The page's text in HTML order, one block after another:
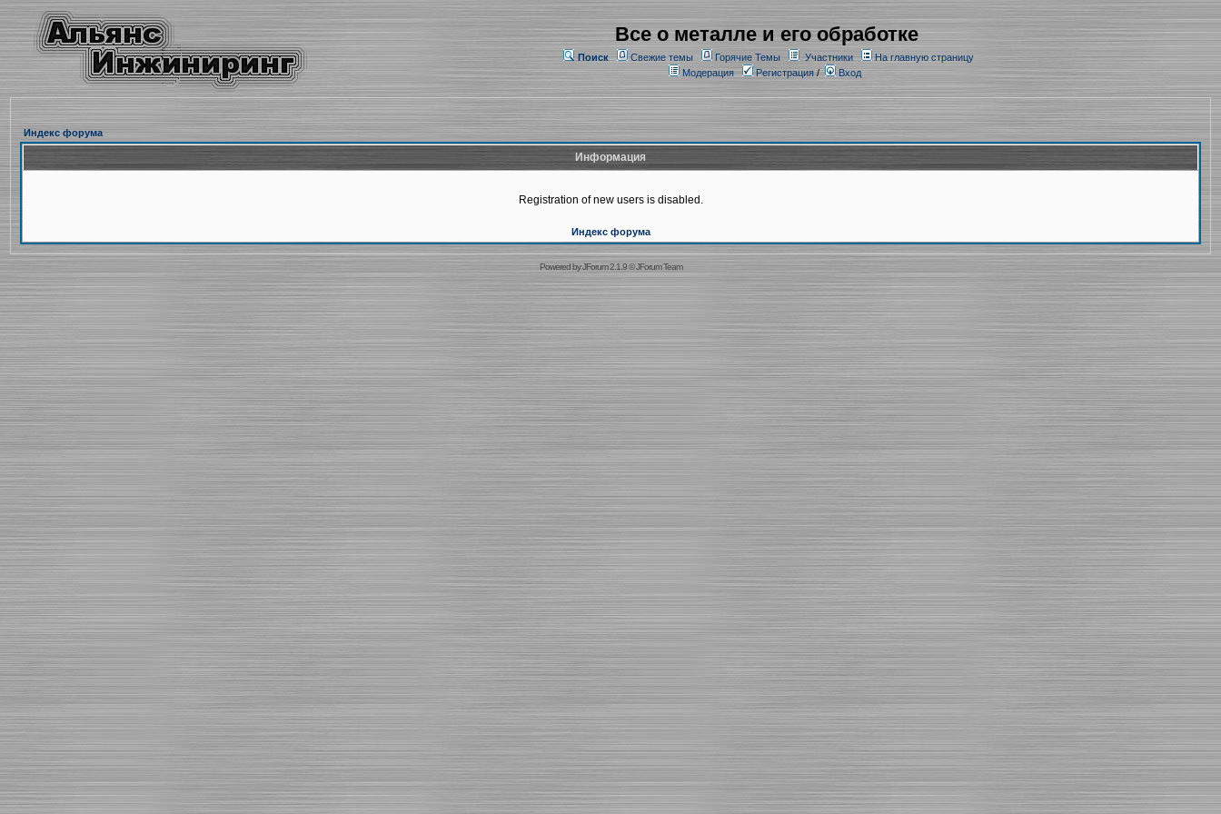
Все о металле и его обработке
Поиск Свежие темы Горячие Темы Участники
На главную страницу
Модерация
Регистрация/ Вход
Индекс форума
Информация
Registration of new users is disabled.
Индекс форума
Powered byJForum 2.1.9©JForum Team